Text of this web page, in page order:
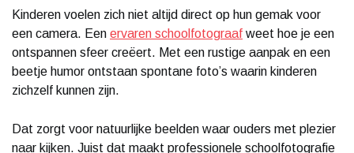
Kinderen voelen zich niet altijd direct op hun gemak voor
een camera. Een ervaren schoolfotograaf weet hoe je een
ontspannen sfeer creëert. Met een rustige aanpak en een
beetje humor ontstaan spontane foto’s waarin kinderen
zichzelf kunnen zijn.
Dat zorgt voor natuurlijke beelden waar ouders met plezier
naar kijken. Juist dat maakt professionele schoolfotografie